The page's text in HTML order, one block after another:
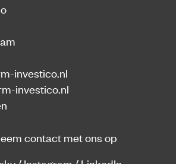
investico.nl
investico.nl
contact met ons op